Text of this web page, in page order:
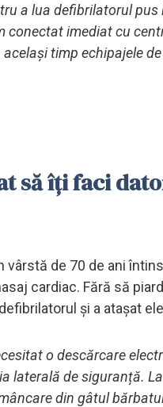
a lua defibrilatorul
conectat imediat cu
timp echipajele de
să îți faci
de 70 de ani
cardiac. Fără să
și a atașat
o descărcare
laterală de siguranță.
din gâtul